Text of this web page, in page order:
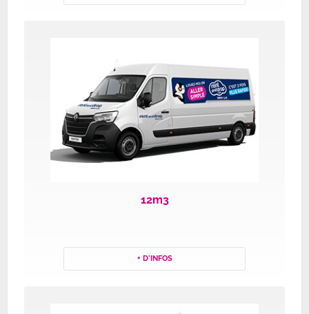
12m3
+ D'INFOS